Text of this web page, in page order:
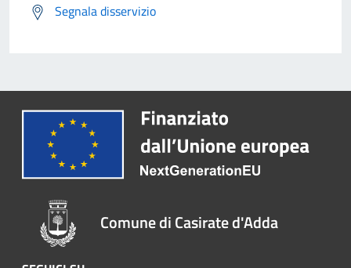
Segnala disservizio
Comune di Casirate d'Adda